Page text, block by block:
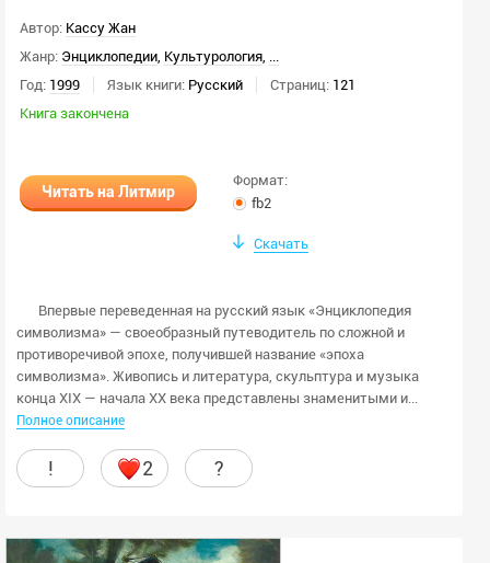
Автор: Кассу Жан
Жанр: Энциклопедии, Культурология, ...
Год: 1999 Язык книги: Русский Страниц: 121
Книга закончена
Читать на Литмир
Формат:
fb2
Скачать
Впервые переведенная на русский язык «Энциклопедия
символизма» — своеобразный путеводитель по сложной и
противоречивой эпохе, получившей название «эпоха
символизма». Живопись и литература, скульптура и музыка
конца XIX — начала XX века представлены знаменитыми и...
Полное описание
! 2 ?